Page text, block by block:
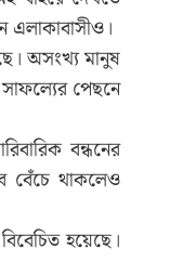
এলাকাবাসীও।
অসংখ্য মানুষ
পেছনে
বন্ধনের
বেঁচে থাকলেও
হয়েছে।